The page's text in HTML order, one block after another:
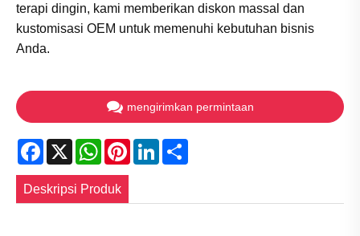
terapi dingin, kami memberikan diskon massal dan
kustomisasi OEM untuk memenuhi kebutuhan bisnis
Anda.
mengirimkan permintaan
Facebook
X WhatsApp
PinterestLinkedIn
Deskripsi Produk